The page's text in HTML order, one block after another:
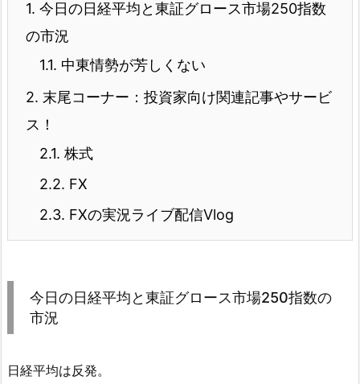
1. 今日の日経平均と東証グロース市場250指数
の市況
1.1. 中東情勢が芳しくない
2. 末尾コーナー：投資家向け関連記事やサービ
ス！
2.1. 株式
2.2. FX
2.3. FXの実況ライブ配信Vlog
今日の日経平均と東証グロース市場250指数の
市況
日経平均は反発。